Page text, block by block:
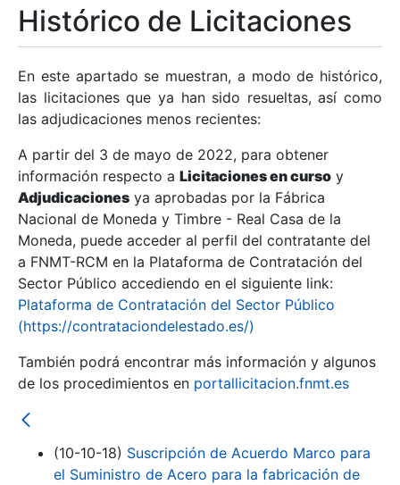
Mostrar/Ocultar
Mostrar/Ocultar
Mostrar/Ocultar
Histórico de Licitaciones
En este apartado se muestran, a modo de histórico,
las licitaciones que ya han sido resueltas, así como
las adjudicaciones menos recientes:
A partir del 3 de mayo de 2022, para obtener
información respecto a Licitaciones en curso y
Adjudicaciones ya aprobadas por la Fábrica
Nacional de Moneda y Timbre - Real Casa de la
Moneda, puede acceder al perfil del contratante del
a FNMT-RCM en la Plataforma de Contratación del
Sector Público accediendo en el siguiente link:
Plataforma de Contratación del Sector Público
(https://contrataciondelestado.es/)
También podrá encontrar más información y algunos
de los procedimientos en portallicitacion.fnmt.es
(10-10-18) Suscripción de Acuerdo Marco para
el Suministro de Acero para la fabricación de